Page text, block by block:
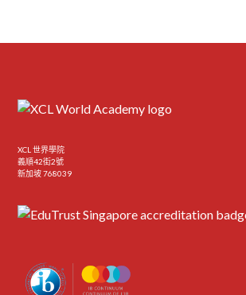
XCL 世界學院
義順42街2號
新加坡 768039